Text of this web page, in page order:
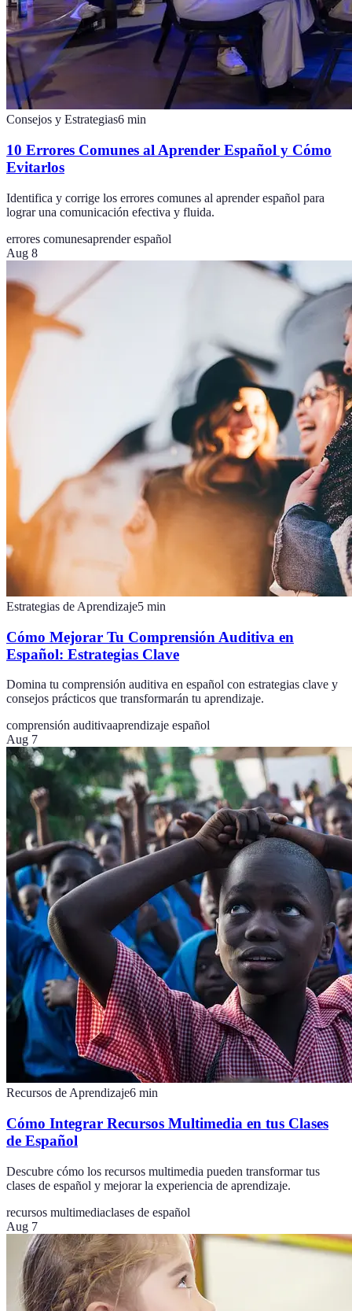
Consejos y Estrategias6 min
10 Errores Comunes al Aprender Español y Cómo
Evitarlos
Identifica y corrige los errores comunes al aprender español para
lograr una comunicación efectiva y fluida.
errores comunesaprender español
Aug 8
Estrategias de Aprendizaje5 min
Cómo Mejorar Tu Comprensión Auditiva en
Español: Estrategias Clave
Domina tu comprensión auditiva en español con estrategias clave y
consejos prácticos que transformarán tu aprendizaje.
comprensión auditivaaprendizaje español
Aug 7
Recursos de Aprendizaje6 min
Cómo Integrar Recursos Multimedia en tus Clases
de Español
Descubre cómo los recursos multimedia pueden transformar tus
clases de español y mejorar la experiencia de aprendizaje.
recursos multimediaclases de español
Aug 7